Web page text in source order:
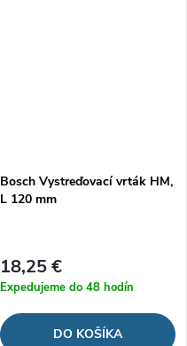
Bosch Vystreďovací vrták HM,
L 120 mm
18,25 €
Expedujeme do 48 hodín
DO KOŠÍKA